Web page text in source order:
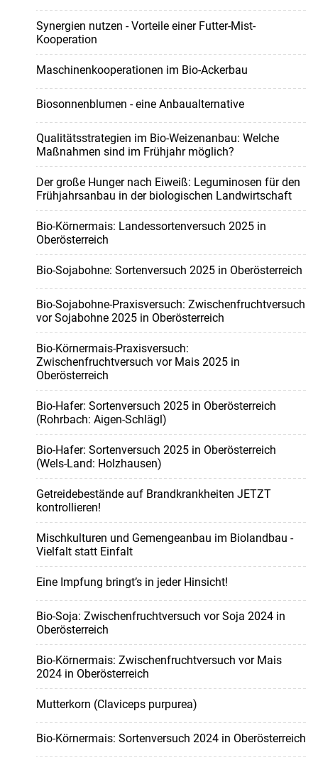
Synergien nutzen - Vorteile einer Futter-Mist-
Kooperation
Maschinenkooperationen im Bio-Ackerbau
Biosonnenblumen - eine Anbaualternative
Qualitätsstrategien im Bio-Weizenanbau: Welche
Maßnahmen sind im Frühjahr möglich?
Der große Hunger nach Eiweiß: Leguminosen für den
Frühjahrsanbau in der biologischen Landwirtschaft
Bio-Körnermais: Landessortenversuch 2025 in
Oberösterreich
Bio-Sojabohne: Sortenversuch 2025 in Oberösterreich
Bio-Sojabohne-Praxisversuch: Zwischenfruchtversuch
vor Sojabohne 2025 in Oberösterreich
Bio-Körnermais-Praxisversuch:
Zwischenfruchtversuch vor Mais 2025 in
Oberösterreich
Bio-Hafer: Sortenversuch 2025 in Oberösterreich
(Rohrbach: Aigen-Schlägl)
Bio-Hafer: Sortenversuch 2025 in Oberösterreich
(Wels-Land: Holzhausen)
Getreidebestände auf Brandkrankheiten JETZT
kontrollieren!
Mischkulturen und Gemengeanbau im Biolandbau -
Vielfalt statt Einfalt
Eine Impfung bringt’s in jeder Hinsicht!
Bio-Soja: Zwischenfruchtversuch vor Soja 2024 in
Oberösterreich
Bio-Körnermais: Zwischenfruchtversuch vor Mais
2024 in Oberösterreich
Mutterkorn (Claviceps purpurea)
Bio-Körnermais: Sortenversuch 2024 in Oberösterreich